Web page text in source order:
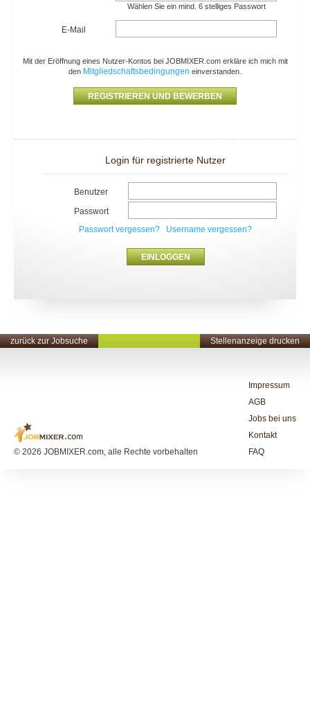
Wählen Sie ein mind. 6 stelliges Passwort
E-Mail
Mit der Eröffnung eines Nutzer-Kontos bei JOBMIXER.com erkläre ich mich mit
den Mitgliedschaftsbedingungen einverstanden.
Login für registrierte Nutzer
Benutzer
Passwort
Passwort vergessen?
Username vergessen?
zurück zur Jobsuche Stellenanzeige drucken
© 2026 JOBMIXER.com, alle Rechte vorbehalten
Impressum
AGB
Jobs bei uns
Kontakt
FAQ